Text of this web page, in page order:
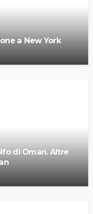
a New York
di Oman. Altre